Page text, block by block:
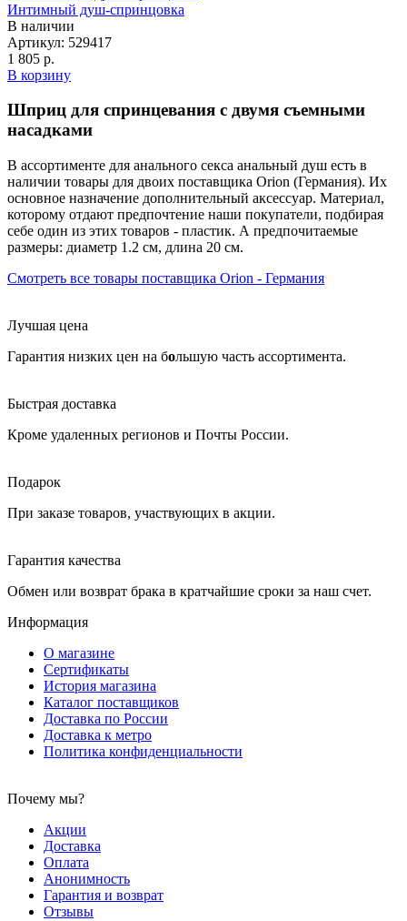
Интимный душ-спринцовка
В наличии
Артикул: 529417
1 805 р.
В корзину
Шприц для спринцевания с двумя съемными
насадками
В ассортименте для анального секса анальный душ есть в
наличии товары для двоих поставщика Orion (Германия). Их
основное назначение дополнительный аксессуар. Материал,
которому отдают предпочтение наши покупатели, подбирая
себе один из этих товаров - пластик. А предпочитаемые
размеры: диаметр 1.2 см, длина 20 см.
Смотреть все товары поставщика Orion - Германия
Лучшая цена
Гарантия низких цен на большую часть ассортимента.
Быстрая доставка
Кроме удаленных регионов и Почты России.
Подарок
При заказе товаров, участвующих в акции.
Гарантия качества
Обмен или возврат брака в кратчайшие сроки за наш счет.
Информация
О магазине
Сертификаты
История магазина
Каталог поставщиков
Доставка по России
Доставка к метро
Политика конфиденциальности
Почему мы?
Акции
Доставка
Оплата
Анонимность
Гарантия и возврат
Отзывы